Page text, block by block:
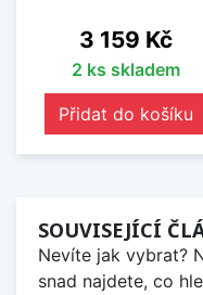
Cena
3 159 Kč
2 ks skladem
Přidat do košíku
SOUVISEJÍCÍ
Nevíte jak vybrat?
snad najdete, co